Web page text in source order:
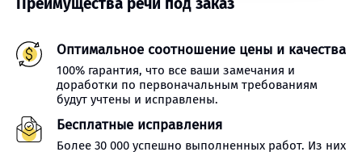
Оптимальное соотношение цены и качества
100% гарантия, что все ваши замечания и
доработки по первоначальным требованиям
будут учтены и исправлены.
Бесплатные исправления
Более 30 000 успешно выполненных работ. Из них